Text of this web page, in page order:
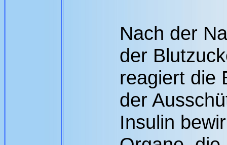
Nach der
der
reagiert die
der
Insulin